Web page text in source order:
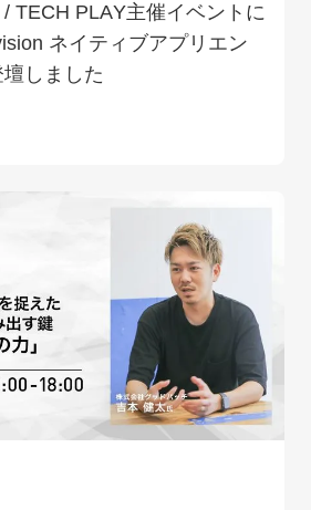
TECH PLAY主催イベントに
ネイティブアプリエン
しました